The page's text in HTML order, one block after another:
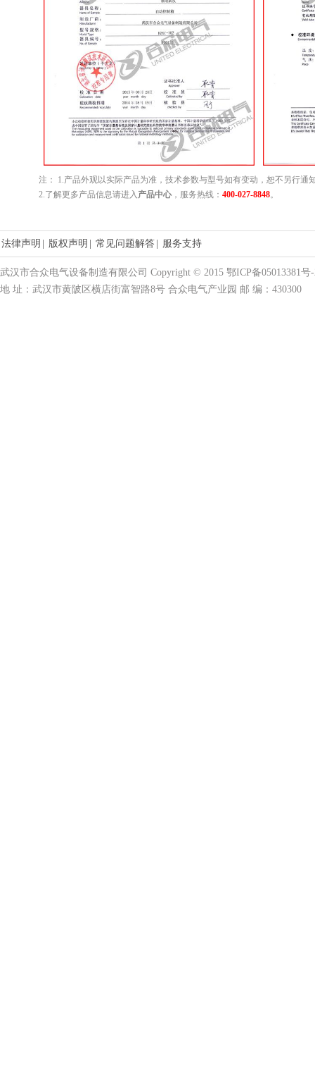
注： 1.产品外观以实际产品为准，技术参数与型号如有变动，恕不另行通
2.了解更多产品信息请进入 产品中心 ，服务热线： 400-027-8848。
法律声明 版权声明 常见问题解答 服务支持
武汉市合众电气设备制造有限公司 Copyright © 2015 鄂ICP备05013381号
地 址：武汉市黄陂区横店街富智路8号 合众电气产业园 邮 编：430300